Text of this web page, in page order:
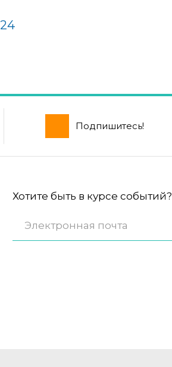
24
Подпишитесь!
Хотите быть в курсе событий?